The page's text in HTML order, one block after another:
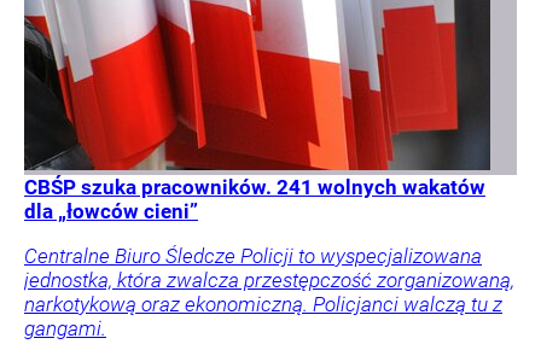
CBŚP szuka pracowników. 241 wolnych wakatów
dla „łowców cieni”
Centralne Biuro Śledcze Policji to wyspecjalizowana
jednostka, która zwalcza przestępczość zorganizowaną,
narkotykową oraz ekonomiczną. Policjanci walczą tu z
gangami.